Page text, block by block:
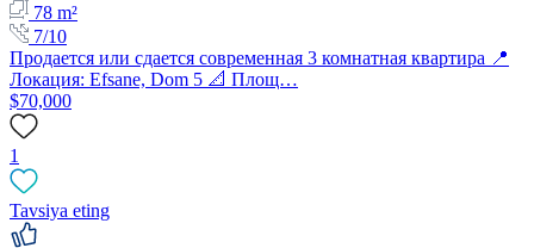
78 m²
7/10
Продается или сдается современная 3 комнатная квартира 📍
Локация: Efsane, Dom 5 📐 Площ…
$70,000
1
Tavsiya eting